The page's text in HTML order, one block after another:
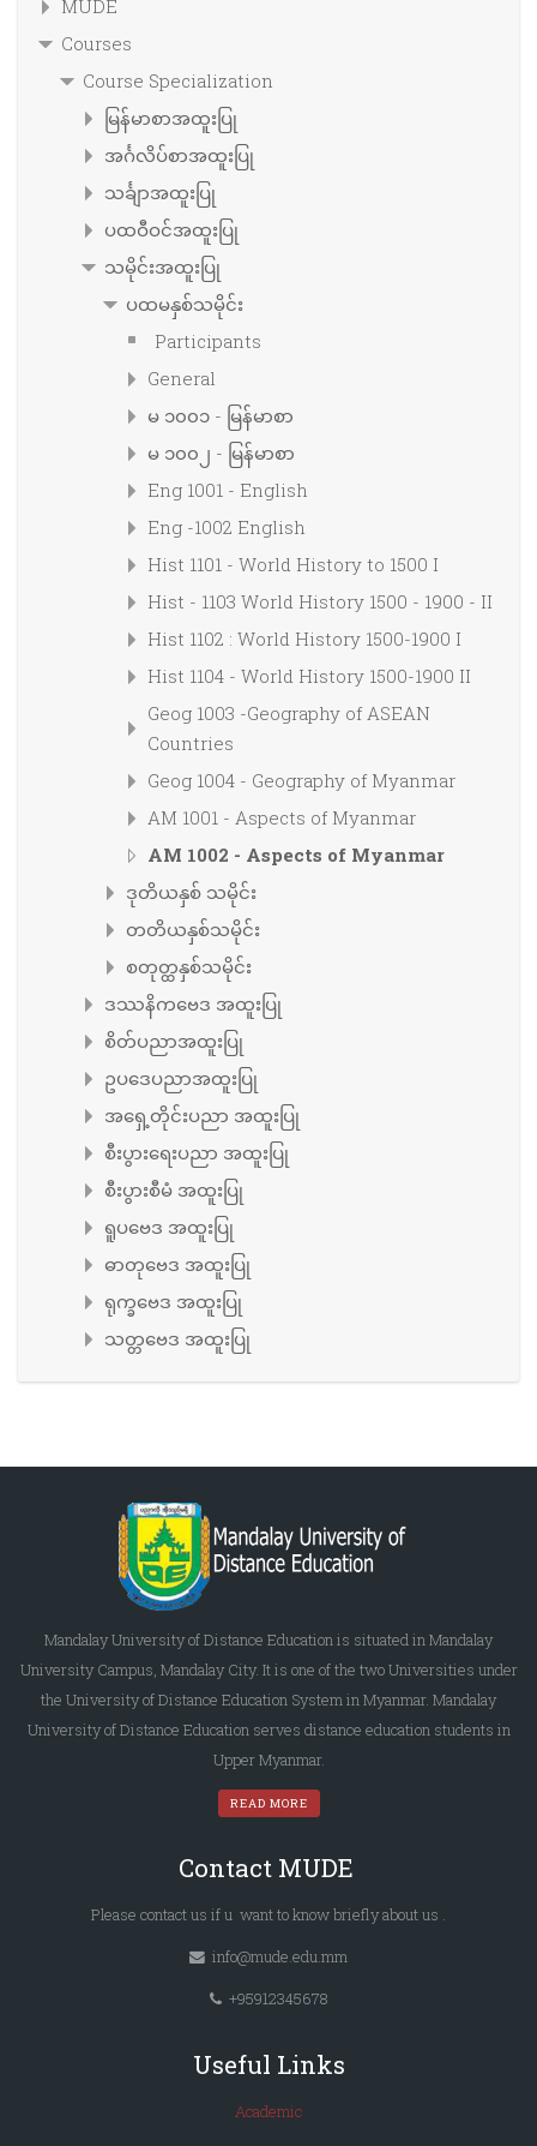
MUDE
Courses
Course Specialization
မြန်မာစာအထူးပြု
အင်္ဂလိပ်စာအထူးပြု
သင်္ချာအထူးပြု
ပထဝီဝင်အထူးပြု
သမိုင်းအထူးပြု
ပထမနှစ်သမိုင်း
Participants
General
မ ၁၀၀၁ - မြန်မာစာ
မ ၁၀၀၂ - မြန်မာစာ
Eng 1001 - English
Eng -1002 English
Hist 1101 - World History to 1500 I
Hist - 1103 World History 1500 - 1900 - II
Hist 1102 : World History 1500-1900 I
Hist 1104 - World History 1500-1900 II
Geog 1003 -Geography of ASEAN
Countries
Geog 1004 - Geography of Myanmar
AM 1001 - Aspects of Myanmar
AM 1002 - Aspects of Myanmar
ဒုတိယနှစ် သမိုင်း
တတိယနှစ်သမိုင်း
စတုတ္ထနှစ်သမိုင်း
ဒဿနိကဗေဒ အထူးပြု
စိတ်ပညာအထူးပြု
ဥပဒေပညာအထူးပြု
အရှေ့တိုင်းပညာ အထူးပြု
စီးပွားရေးပညာ အထူးပြု
စီးပွားစီမံ အထူးပြု
ရူပဗေဒ အထူးပြု
ဓာတုဗေဒ အထူးပြု
ရုက္ခဗေဒ အထူးပြု
သတ္တဗေဒ အထူးပြု
Mandalay University of Distance Education is situated in Mandalay
University Campus, Mandalay City. It is one of the two Universities under
the University of Distance Education System in Myanmar. Mandalay
University of Distance Education serves distance education students in
Upper Myanmar.
READ MORE
Contact MUDE
Please contact us if u want to know brieflyabout us
info@mude.edu.mm
+95912345678
Useful Links
Academic